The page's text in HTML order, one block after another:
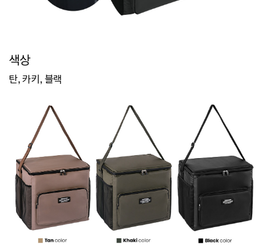
색상
탄, 카키, 블랙